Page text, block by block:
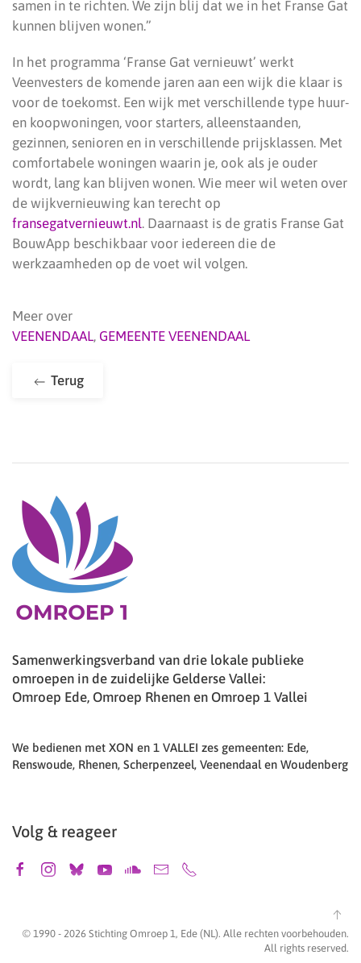
samen in te richten. We zijn blij dat we in het Franse Gat
kunnen blijven wonen.”
In het programma ‘Franse Gat vernieuwt’ werkt
Veenvesters de komende jaren aan een wijk die klaar is
voor de toekomst. Een wijk met verschillende type huur-
en koopwoningen, voor starters, alleenstaanden,
gezinnen, senioren en in verschillende prijsklassen. Met
comfortabele woningen waarin je, ook als je ouder
wordt, lang kan blijven wonen. Wie meer wil weten over
de wijkvernieuwing kan terecht op
fransegatvernieuwt.nl. Daarnaast is de gratis Franse Gat
BouwApp beschikbaar voor iedereen die de
werkzaamheden op de voet wil volgen.
Meer over
VEENENDAAL, GEMEENTE VEENENDAAL
Terug
Samenwerkingsverband van drie lokale publieke
omroepen in de zuidelijke Gelderse Vallei:
Omroep Ede, Omroep Rhenen en Omroep 1 Vallei
We bedienen met XON en 1 VALLEI zes gemeenten: Ede,
Renswoude, Rhenen, Scherpenzeel, Veenendaal en Woudenberg
Volg & reageer
© 1990 - 2026 Stichting Omroep 1, Ede (NL). Alle rechten voorbehouden.
All rights reserved.